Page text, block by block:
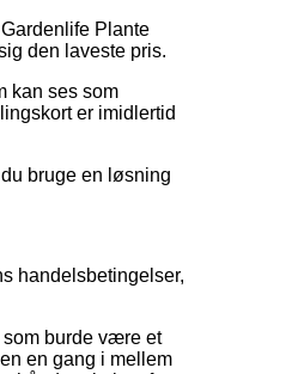
Plante
den laveste pris.
kan ses som
er imidlertid
bruge en løsning
handelsbetingelser,
burde være et
en gang i mellem